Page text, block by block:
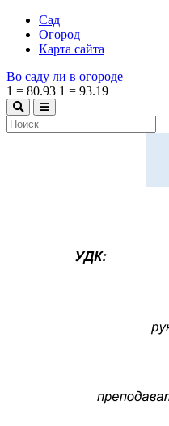
Сад
Огород
Карта сайта
Во саду ли в огороде
1 = 80.93 1 = 93.19